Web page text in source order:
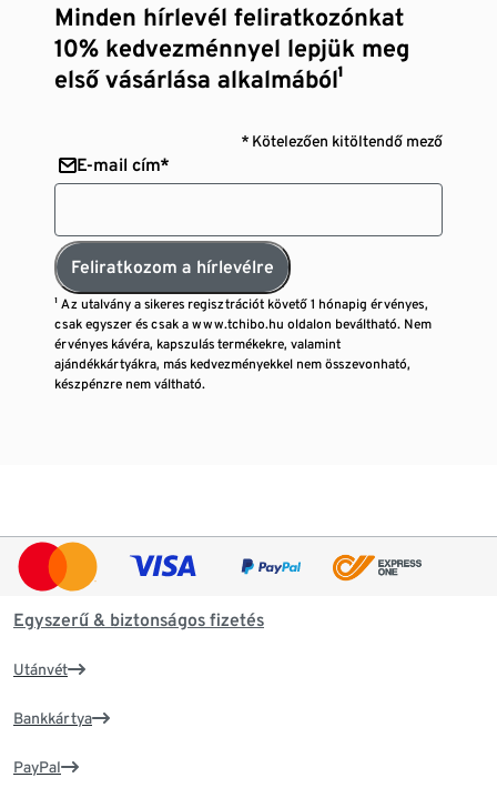
Minden hírlevél feliratkozónkat
10% kedvezménnyel lepjük meg
első vásárlása alkalmából¹
* Kötelezően kitöltendő mező
E-mail cím*
Feliratkozom a hírlevélre
¹ Az utalvány a sikeres regisztrációt követő 1 hónapig érvényes,
csak egyszer és csak a www.tchibo.hu oldalon beváltható. Nem
érvényes kávéra, kapszulás termékekre, valamint
ajándékkártyákra, más kedvezményekkel nem összevonható,
készpénzre nem váltható.
Egyszerű & biztonságos fizetés
Utánvét
Bankkártya
PayPal